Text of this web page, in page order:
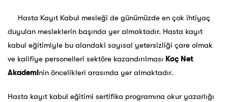
Hasta Kayıt Kabul mesleği de günümüzde en çok ihtiyaç
duyulan mesleklerin başında yer almaktadır. Hasta kayıt
kabul eğitimiyle bu alandaki sayısal yetersizliği çare olmak
ve kalifiye personelleri sektöre kazandırılması Koç Net
Akademinin öncelikleri arasında yer almaktadır.
Hasta kayıt kabul eğitimi sertifika programına okur yazarlığı